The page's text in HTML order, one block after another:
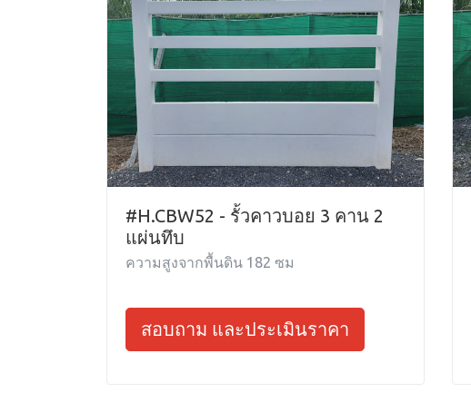
#H.CBW52 - รั้วคาวบอย 3 คาน 2
แผ่นทึบ
ความสูงจากพื้นดิน 182 ซม
สอบถาม และประเมินราคา